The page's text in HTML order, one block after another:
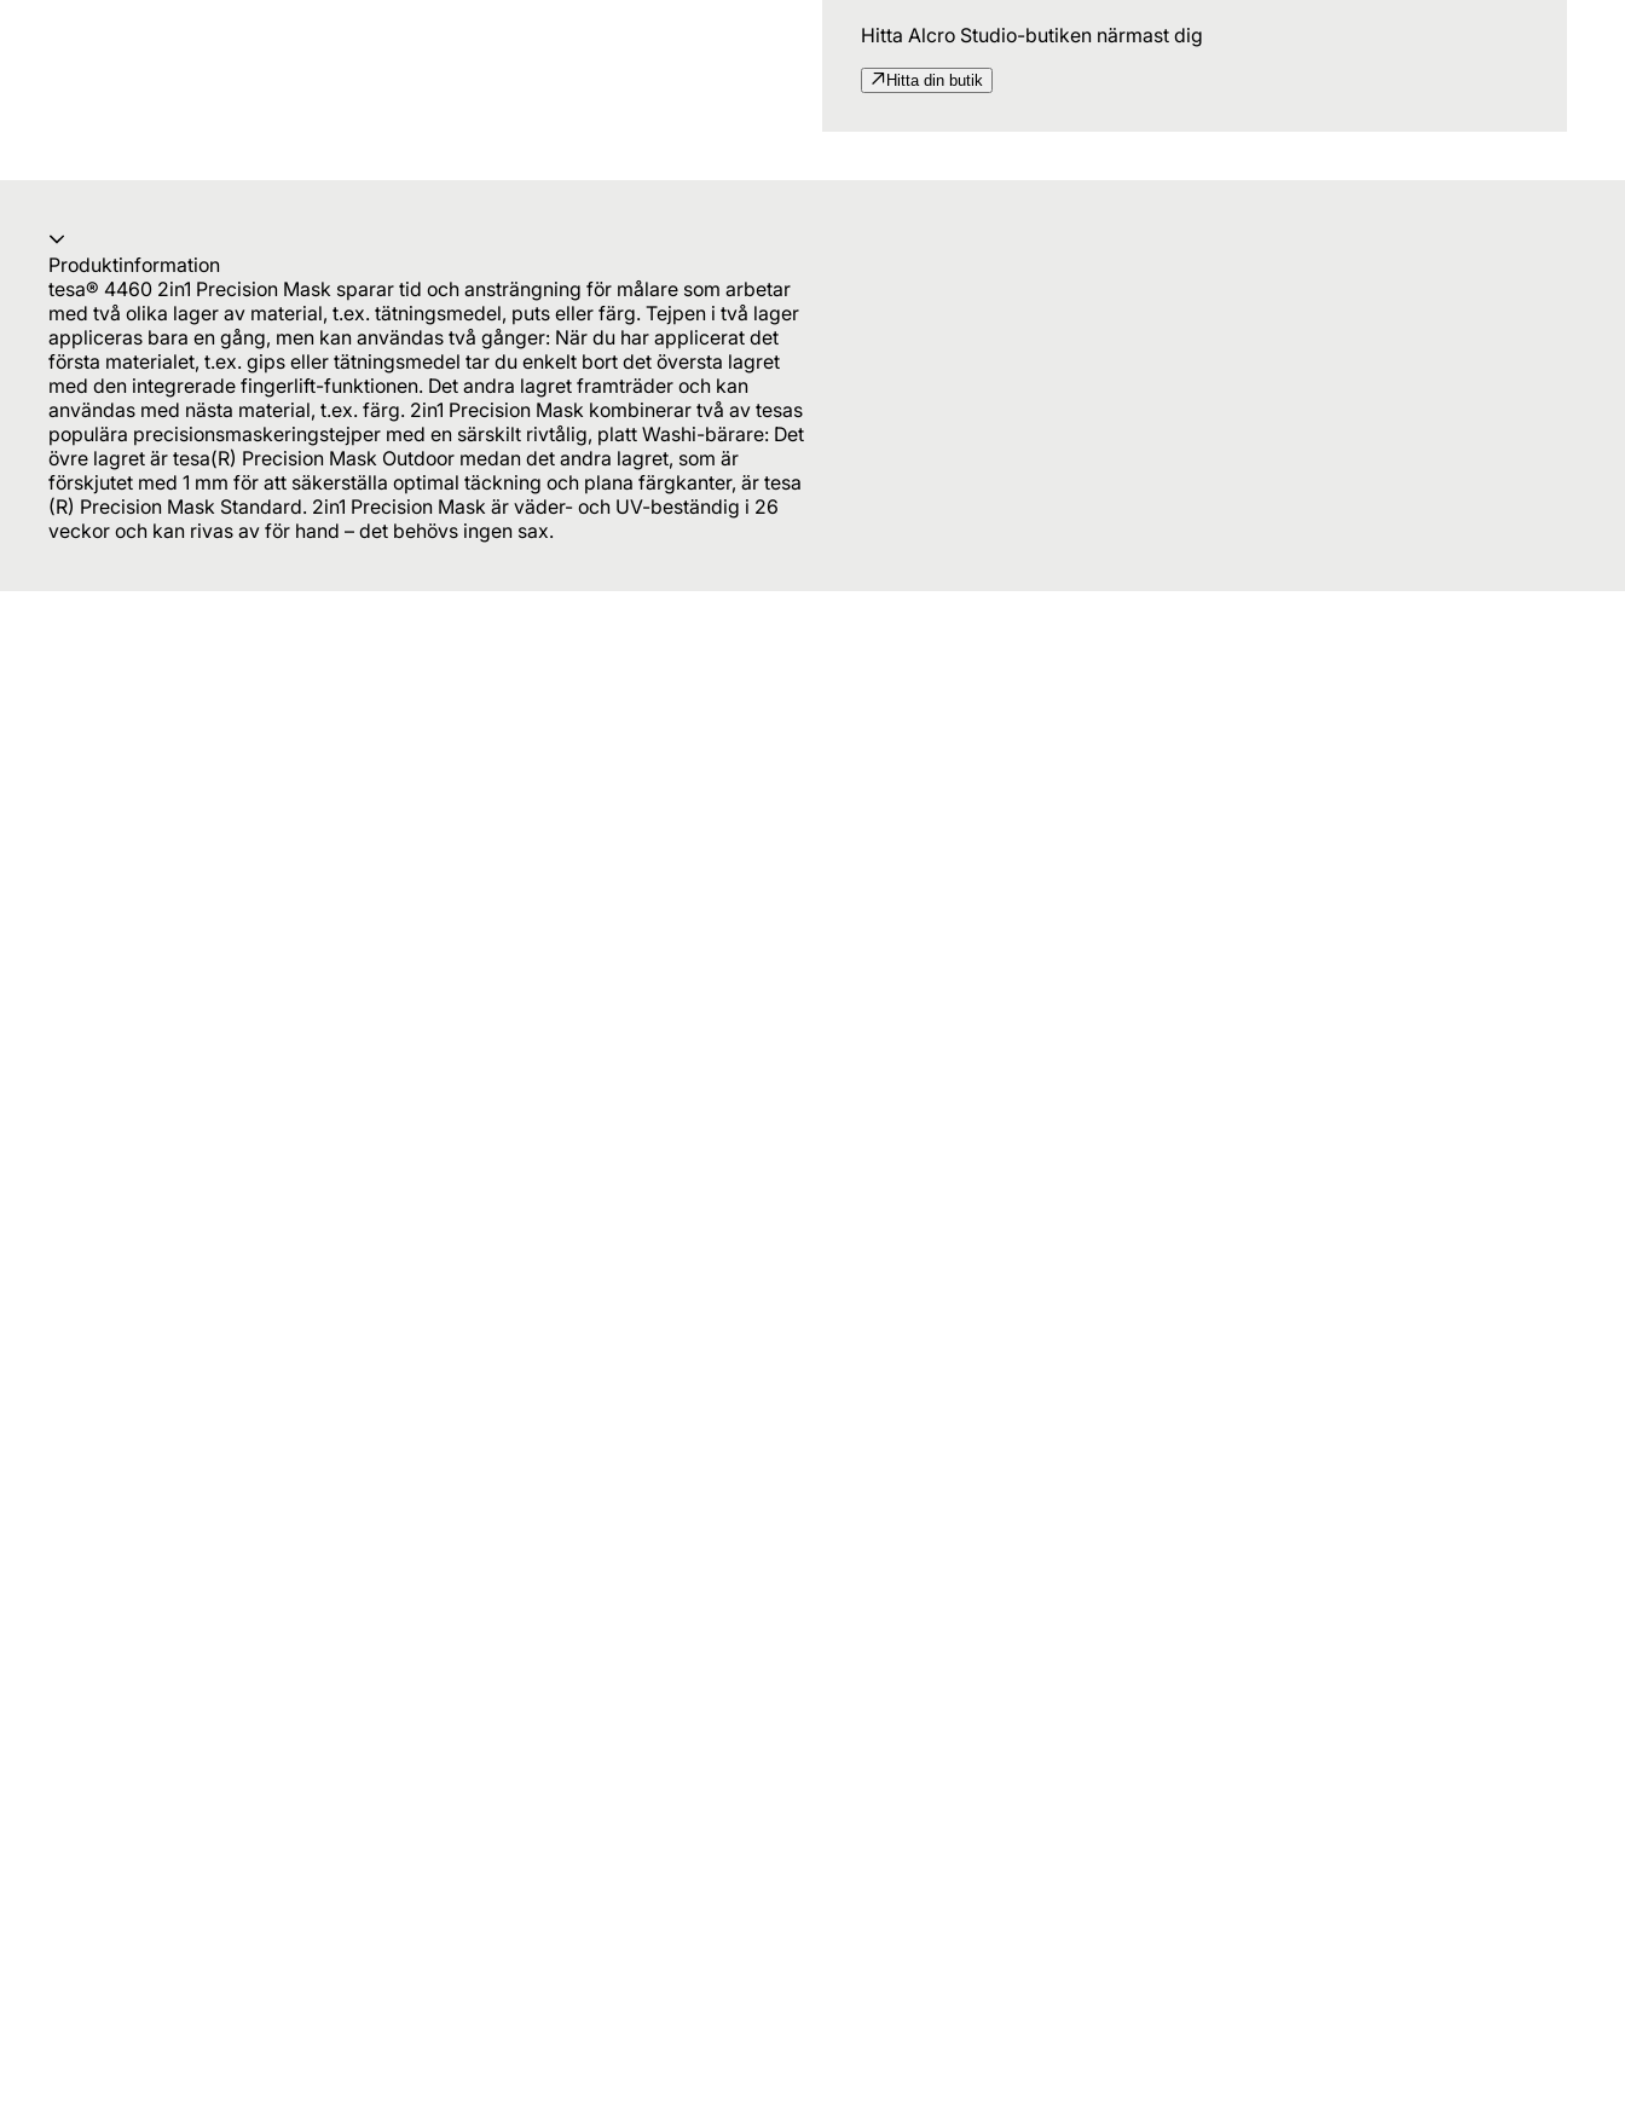
Hitta Alcro Studio-butiken närmast dig
Hitta din butik
Produktinformation
tesa® 4460 2in1 Precision Mask sparar tid och ansträngning för målare som arbetar
med två olika lager av material, t.ex. tätningsmedel, puts eller färg. Tejpen i två lager
appliceras bara en gång, men kan användas två gånger: När du har applicerat det
första materialet, t.ex. gips eller tätningsmedel tar du enkelt bort det översta lagret
med den integrerade fingerlift-funktionen. Det andra lagret framträder och kan
användas med nästa material, t.ex. färg. 2in1 Precision Mask kombinerar två av tesas
populära precisionsmaskeringstejper med en särskilt rivtålig, platt Washi-bärare: Det
övre lagret är tesa(R) Precision Mask Outdoor medan det andra lagret, som är
förskjutet med 1 mm för att säkerställa optimal täckning och plana färgkanter, är tesa
(R) Precision Mask Standard. 2in1 Precision Mask är väder- och UV-beständig i 26
veckor och kan rivas av för hand – det behövs ingen sax.